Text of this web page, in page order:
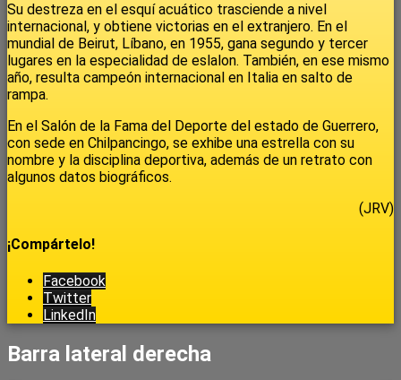
Su destreza en el esquí acuático trasciende a nivel
internacional, y obtiene victorias en el extranjero. En el
mundial de Beirut, Líbano, en 1955, gana segundo y tercer
lugares en la especialidad de eslalon. También, en ese mismo
año, resulta campeón internacional en Italia en salto de
rampa.
En el Salón de la Fama del Deporte del estado de Guerrero,
con sede en Chilpancingo, se exhibe una estrella con su
nombre y la disciplina deportiva, además de un retrato con
algunos datos biográficos.
(JRV)
¡Compártelo!
Facebook
Twitter
LinkedIn
Barra lateral derecha